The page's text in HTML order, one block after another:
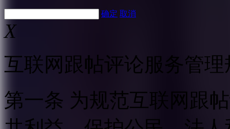
确定 取消
X
互联网跟帖评论服务管理
第一条 为规范互联网跟